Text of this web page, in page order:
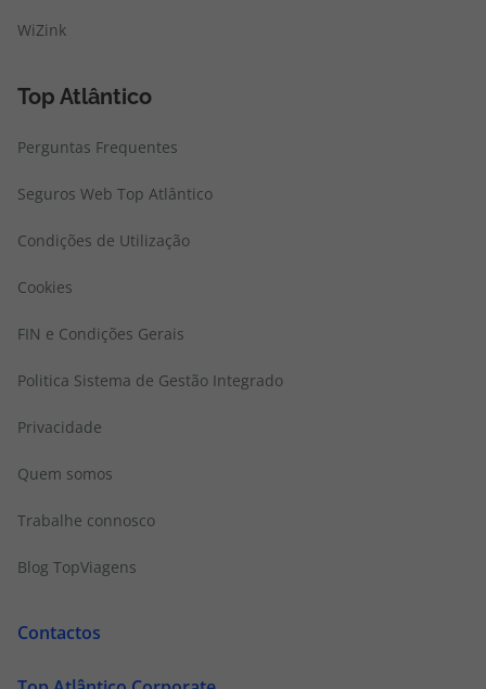
WiZink
Top Atlântico
Perguntas Frequentes
Seguros Web Top Atlântico
Condições de Utilização
Cookies
FIN e Condições Gerais
Politica Sistema de Gestão Integrado
Privacidade
Quem somos
Trabalhe connosco
Blog TopViagens
Contactos